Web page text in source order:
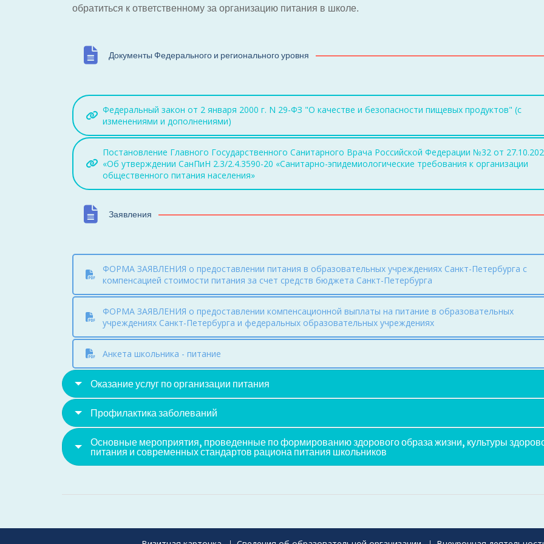
обратиться к ответственному за организацию питания в школе.
Документы Федерального и регионального уровня
Федеральный закон от 2 января 2000 г. N 29-ФЗ "О качестве и безопасности пищевых продуктов" (с
изменениями и дополнениями)
Постановление Главного Государственного Санитарного Врача Российской Федерации №32 от
«Об утверждении СанПиН 2.3/2.4.3590-20 «Санитарно-эпидемиологические требования к организации
общественного питания населения»
Заявления
ФОРМА ЗАЯВЛЕНИЯ о предоставлении питания в образовательных учреждениях Санкт-Петербурга с
компенсацией стоимости питания за счет средств бюджета Санкт-Петербурга
ФОРМА ЗАЯВЛЕНИЯ о предоставлении компенсационной выплаты на питание в образовательных
учреждениях Санкт-Петербурга и федеральных образовательных учреждениях
Анкета школьника - питание
Оказание услуг по организации питания
Профилактика заболеваний
Основные мероприятия, проведенные по формированию здорового образа жизни, культуры
питания и современных стандартов рациона питания школьников